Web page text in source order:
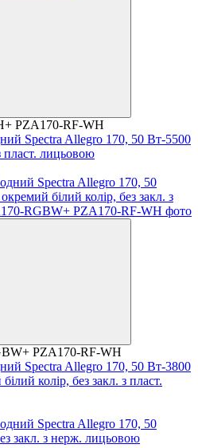
PZA170-RF-WH
Spectra Allegro 170, 50 Вт-5500
пласт. лицьовою
PZA170-RF-WH
Spectra Allegro 170, 50 Вт-3800
колір, без закл. з пласт.